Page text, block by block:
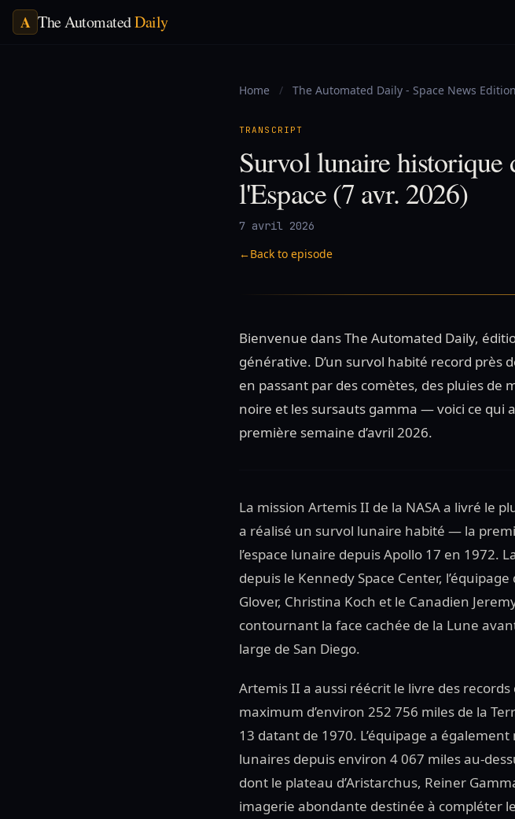
A The AutomatedDaily
Home / The Automated Daily - Space News Edition
TRANSCRIPT
Survol lunaire historique
l'Espace (7 avr. 2026)
7 avril 2026
←Back to episode
Bienvenue dans The Automated Daily,
générative. D’un survol habité record près
en passant par des comètes, des pluies
noire et les sursauts gamma — voici ce qui
première semaine d’avril 2026.
La mission Artemis II de la NASA a livré le
a réalisé un survol lunaire habité — la
l’espace lunaire depuis Apollo 17 en 1972.
depuis le Kennedy Space Center,
Glover, Christina Koch et le Canadien
contournant la face cachée de la Lune
large de San Diego.
Artemis II a aussi réécrit le livre des
maximum d’environ 252 756 miles de la
13 datant de 1970. L’équipage a
lunaires depuis environ 4 067 miles au-
dont le plateau d’Aristarchus, Reiner
imagerie abondante destinée à compléter